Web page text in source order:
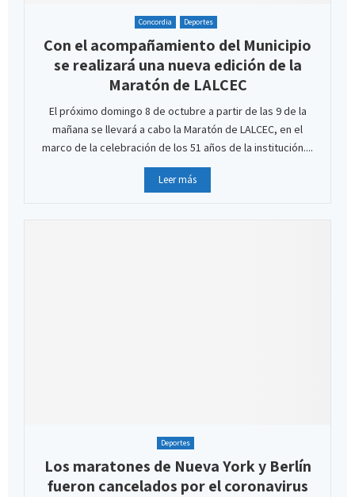
Concordia Deportes
Con el acompañamiento del Municipio
se realizará una nueva edición de la
Maratón de LALCEC
El próximo domingo 8 de octubre a partir de las 9 de la
mañana se llevará a cabo la Maratón de LALCEC, en el
marco de la celebración de los 51 años de la institución....
Leer más
Deportes
Los maratones de Nueva York y Berlín
fueron cancelados por el coronavirus